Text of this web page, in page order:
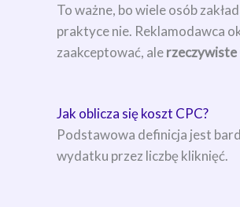
To ważne, bo wiele osób
praktyce nie. Reklamodawca
zaakceptować, alerzeczywiste
Jak oblicza się koszt CPC?
Podstawowa definicja jest
wydatku przez liczbę kliknięć.